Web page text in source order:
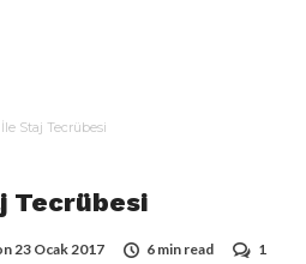
Staj Tecrübesi
Tecrübesi
23 Ocak 2017 6 min read
1